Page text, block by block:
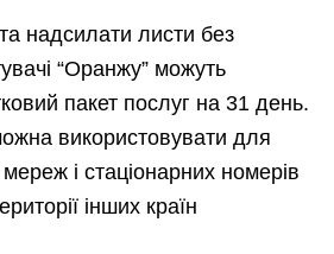
надсилати листи без
“Оранжу” можуть
пакет послуг на 31 день.
використовувати для
мереж і стаціонарних номерів
інших країн